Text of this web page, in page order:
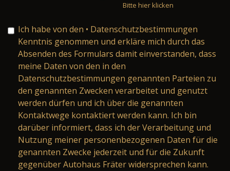
Bitte hier klicken
Ich habe von den • Datenschutzbestimmungen
Kenntnis genommen und erkläre mich durch das
Absenden des Formulars damit einverstanden, dass
meine Daten von den in den
Datenschutzbestimmungen genannten Parteien zu
den genannten Zwecken verarbeitet und genutzt
werden dürfen und ich über die genannten
Kontaktwege kontaktiert werden kann. Ich bin
darüber informiert, dass ich der Verarbeitung und
Nutzung meiner personenbezogenen Daten für die
genannten Zwecke jederzeit und für die Zukunft
gegenüber Autohaus Fräter widersprechen kann.